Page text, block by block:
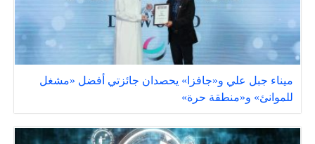
ميناء جبل علي و«جافزا» يحصدان جائزتي أفضل «مشغل
للموانئ» و«منطقة حرة»